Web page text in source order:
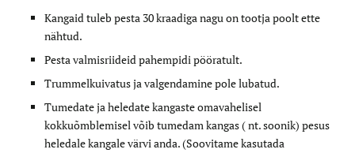
Kangaid tuleb pesta 30 kraadiga nagu on tootja poolt ette
nähtud.
Pesta valmisriideid pahempidi pööratult.
Trummelkuivatus ja valgendamine pole lubatud.
Tumedate ja heledate kangaste omavahelisel
kokkuõmblemisel võib tumedam kangas ( nt. soonik) pesus
heledale kangale värvi anda. (Soovitame kasutada